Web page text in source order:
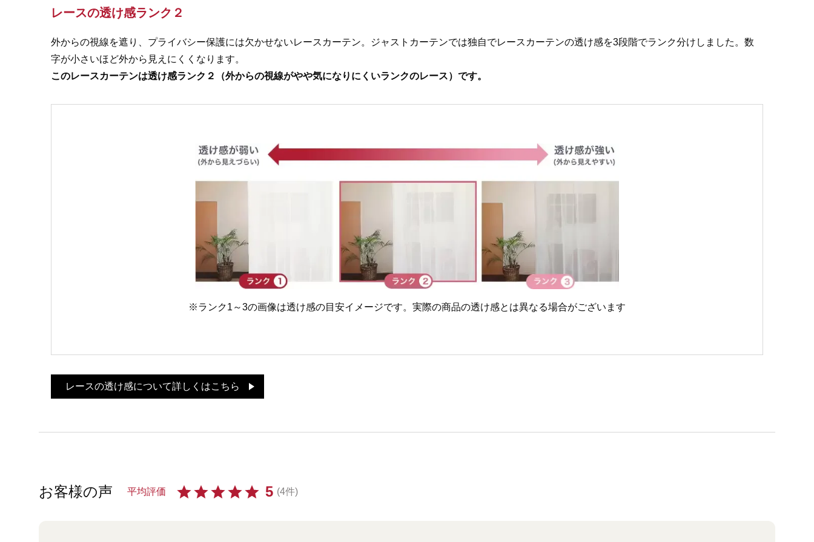
レースの透け感ランク２
外からの視線を遮り、プライバシー保護には欠かせないレースカーテン。ジャストカーテンでは独自でレースカーテンの透け感を3段階でランク分けしました。数
字が小さいほど外から見えにくくなります。
このレースカーテンは透け感ランク２（外からの視線がやや気になりにくいランクのレース）です。
※ランク1～3の画像は透け感の目安イメージです。実際の商品の透け感とは異なる場合がございます
レースの透け感について詳しくはこちら
お客様の声 平均評価 5 (4件)